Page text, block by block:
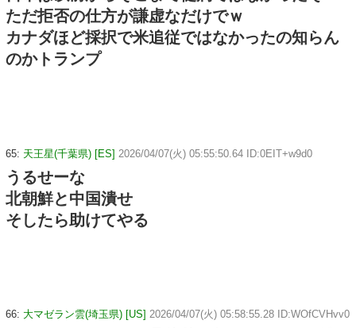
ただ拒否の仕方が謙虚なだけでｗ
カナダほど採択で米追従ではなかったの知らん
のかトランプ
65: 天王星(千葉県) [ES] 2026/04/07(火) 05:55:50.64 ID:0EIT+w9d0
うるせーな
北朝鮮と中国潰せ
そしたら助けてやる
66: 大マゼラン雲(埼玉県) [US] 2026/04/07(火) 05:58:55.28 ID:WOfCVHvv0